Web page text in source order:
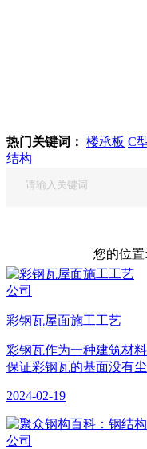
热门关键词： 楼承板 C
结构
您的位置:
公司
彩钢瓦屋面施工工艺
彩钢瓦作为一种建筑材
保证彩钢瓦的基面没有
2024-02-19
公司